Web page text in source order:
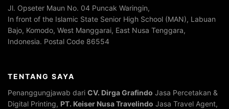
Jl. Opseter Maun No. 04 Puncak Waringin,
In front of the Islamic State Senior High School (MAN), Labuan
Bajo, Komodo, West Manggarai, East Nusa Tenggara,
Indonesia. Postal Code 86554
TENTANG SAYA
Penanggungjawab dari CV. Dirga Grafindo Jasa Percetakan &
Digital Printing, PT. Keiser Nusa Travelindo Jasa Travel Agent,